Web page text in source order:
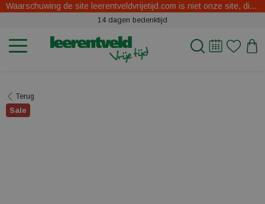
Waarschuwing de site leerentveldvrijetijd.com is niet onze site, dit zijn oplichters.
14 dagen bedenktijd
Terug
Sale